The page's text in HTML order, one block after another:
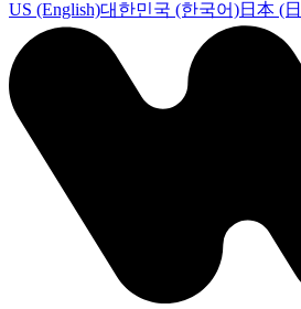
US (English)대한민국 (한국어)日本 (